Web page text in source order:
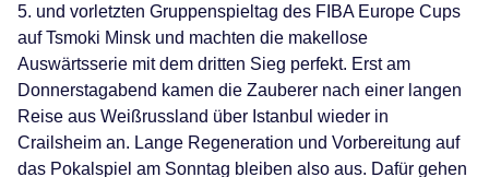
5. und vorletzten Gruppenspieltag des FIBA Europe Cups
auf Tsmoki Minsk und machten die makellose
Auswärtsserie mit dem dritten Sieg perfekt. Erst am
Donnerstagabend kamen die Zauberer nach einer langen
Reise aus Weißrussland über Istanbul wieder in
Crailsheim an. Lange Regeneration und Vorbereitung auf
das Pokalspiel am Sonntag bleiben also aus. Dafür gehen